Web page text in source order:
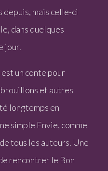
depuis, mais celle-ci
dans quelques
jour.
est un conte pour
et autres
longtemps en
simple Envie, comme
tous les auteurs. Une
rencontrer le Bon